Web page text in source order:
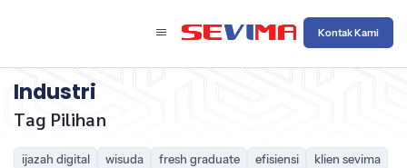
Kontak Kami
Industri
Tag Pilihan
ijazah digital wisuda fresh graduate efisiensi
klien sevima